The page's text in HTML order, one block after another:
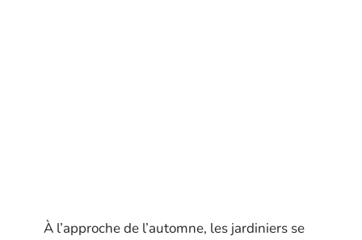
À l’approche de l’automne, les jardiniers se